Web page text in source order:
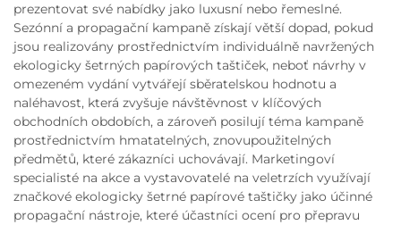
prezentovat své nabídky jako luxusní nebo řemeslné.
Sezónní a propagační kampaně získají větší dopad, pokud
jsou realizovány prostřednictvím individuálně navržených
ekologicky šetrných papírových taštiček, neboť návrhy v
omezeném vydání vytvářejí sběratelskou hodnotu a
naléhavost, která zvyšuje návštěvnost v klíčových
obchodních obdobích, a zároveň posilují téma kampaně
prostřednictvím hmatatelných, znovupoužitelných
předmětů, které zákazníci uchovávají. Marketingoví
specialisté na akce a vystavovatelé na veletrzích využívají
značkové ekologicky šetrné papírové taštičky jako účinné
propagační nástroje, které účastníci ocení pro přepravu